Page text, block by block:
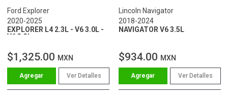
Ford Explorer
2020-2025
EXPLORER L4 2.3L - V6 3.0L -
V6 3.3L
$1,325.00 MXN
Ver Detalles
Lincoln Navigator
2018-2024
NAVIGATOR V6 3.5L
$934.00 MXN
Ver Detalles